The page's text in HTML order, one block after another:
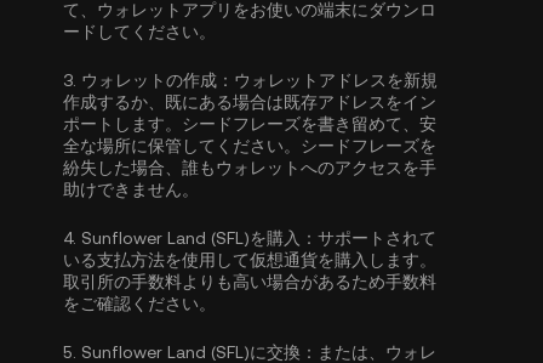
て、ウォレットアプリをお使いの端末にダウンロ
ードしてください。
3. ウォレットの作成： ウォレットアドレスを新規
作成するか、既にある場合は既存アドレスをイン
ポートします。シードフレーズを書き留めて、安
全な場所に保管してください。シードフレーズを
紛失した場合、誰もウォレットへのアクセスを手
助けできません。
4. Sunflower Land (SFL)を購入： サポートされて
いる支払方法を使用して仮想通貨を購入します。
取引所の手数料よりも高い場合があるため手数料
をご確認ください。
5. Sunflower Land (SFL)に交換： または、ウォレ